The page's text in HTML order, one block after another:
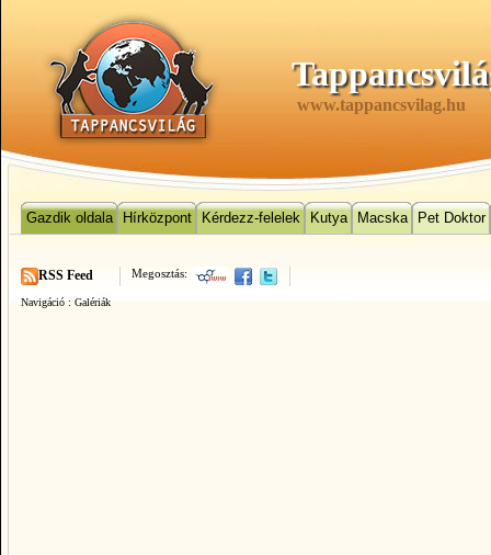
www.tappancsvilag.hu
Gazdik oldala Hírközpont Kérdezz-felelek Kutya Macska Pet Doktor
Megosztás:
RSS Feed
Navigáció : Galériák